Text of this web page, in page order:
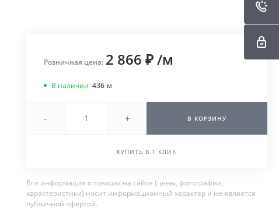
Розничная цена: 2 866 ₽/м
В наличии 436 м
- + В КОРЗИНУ
КУПИТЬ В 1 КЛИК
Вся информация о товарах на сайте (цены, фотографии,
характеристики) носит информационный характер и не является
публичной офертой.